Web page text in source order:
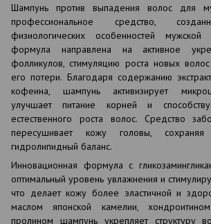
Шампунь против выпадения волос для
профессиональное средство,
физиологических особенностей
формула направлена на активное
фолликулов
стимуляцию роста новых волос
его потери. Благодаря содержанию
кофеина
шампунь активизирует
улучшает питание корней и
естественного роста волос. Средство
пересушивает кожу головы, сохраняя
гидролипидный баланс.
Инновационная формула с
оптимальный уровень увлажнения и
что делает кожу более эластичной и
маслом японской камелии,
пролином шампунь укрепляет структуру